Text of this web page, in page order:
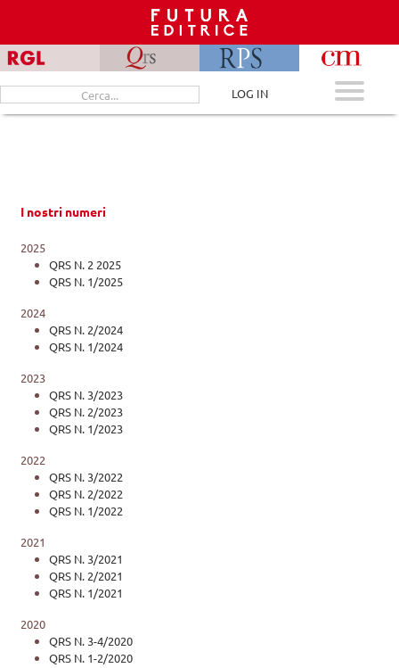
content
Cerca
per:
LOG IN
I nostri numeri
2025
QRS N. 2 2025
QRS N. 1/2025
2024
QRS N. 2/2024
QRS N. 1/2024
2023
QRS N. 3/2023
QRS N. 2/2023
QRS N. 1/2023
2022
QRS N. 3/2022
QRS N. 2/2022
QRS N. 1/2022
2021
QRS N. 3/2021
QRS N. 2/2021
QRS N. 1/2021
2020
QRS N. 3-4/2020
QRS N. 1-2/2020